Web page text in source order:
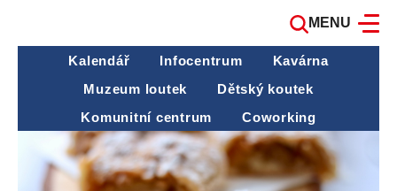
MENU
Kalendář Infocentrum
Kavárna
Muzeum loutek
Dětský koutek
Komunitní centrum
Coworking